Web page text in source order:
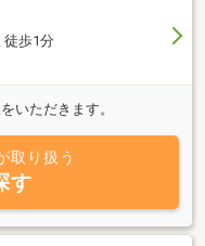
徒歩1分
いただきます。
取り扱う
す